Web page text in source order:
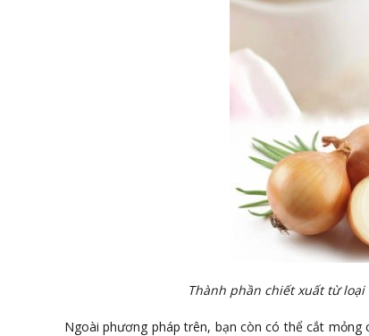
Thành phần chiết xuất từ
Ngoài phương pháp trên, bạn còn có thể cắt